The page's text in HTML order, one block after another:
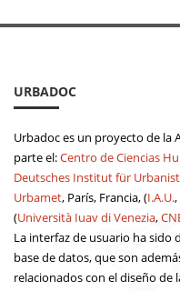
URBADOC
Urbadoc es un proyecto de la
parte el:Centro de Ciencias
Deutsches Institut für
Urbamet, París, Francia, (I.A.U.,
(Università Iuav di Venezia,
La interfaz de usuario ha sido
base de datos, que son
relacionados con el diseño de